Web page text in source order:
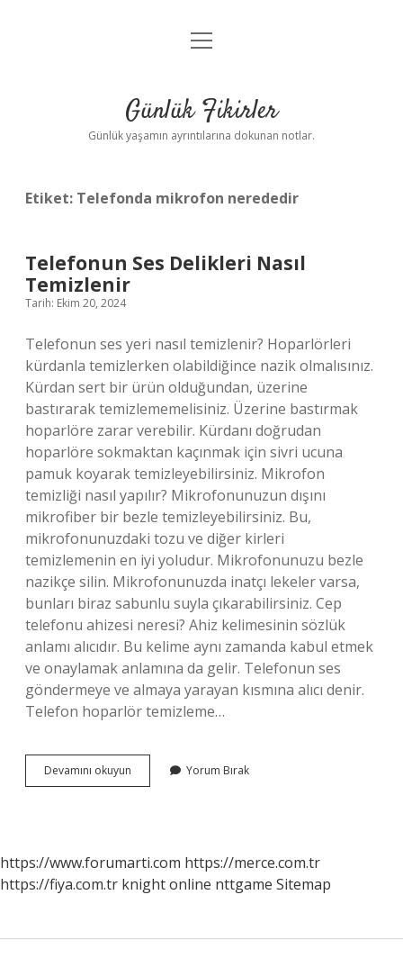
Anasayfa
Yasal Uyarı
menüyü
Günlük Fikirler
Günlük yaşamın ayrıntılarına dokunan notlar.
Etiket: Telefonda mikrofon nerededir
Telefonun Ses Delikleri Nasıl
Temizlenir
Tarih: Ekim 20, 2024
Telefonun ses yeri nasıl temizlenir? Hoparlörleri
kürdanla temizlerken olabildiğince nazik olmalısınız.
Kürdan sert bir ürün olduğundan, üzerine
bastırarak temizlememelisiniz. Üzerine bastırmak
hoparlöre zarar verebilir. Kürdanı doğrudan
hoparlöre sokmaktan kaçınmak için sivri ucuna
pamuk koyarak temizleyebilirsiniz. Mikrofon
temizliği nasıl yapılır? Mikrofonunuzun dışını
mikrofiber bir bezle temizleyebilirsiniz. Bu,
mikrofonunuzdaki tozu ve diğer kirleri
temizlemenin en iyi yoludur. Mikrofonunuzu bezle
nazikçe silin. Mikrofonunuzda inatçı lekeler varsa,
bunları biraz sabunlu suyla çıkarabilirsiniz. Cep
telefonu ahizesi neresi? Ahiz kelimesinin sözlük
anlamı alıcıdır. Bu kelime aynı zamanda kabul etmek
ve onaylamak anlamına da gelir. Telefonun ses
göndermeye ve almaya yarayan kısmına alıcı denir.
Telefon hoparlör temizleme…
Devamını okuyun Telefonun
Ses
Yorum Bırak
https://www.forumarti.com https://merce.com.tr
https://fiya.com.tr knight online nttgame Sitemap